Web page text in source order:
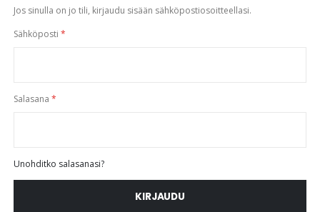
Jos sinulla on jo tili, kirjaudu sisään sähköpostiosoitteellasi.
Sähköposti
Salasana
Unohditko salasanasi?
KIRJAUDU